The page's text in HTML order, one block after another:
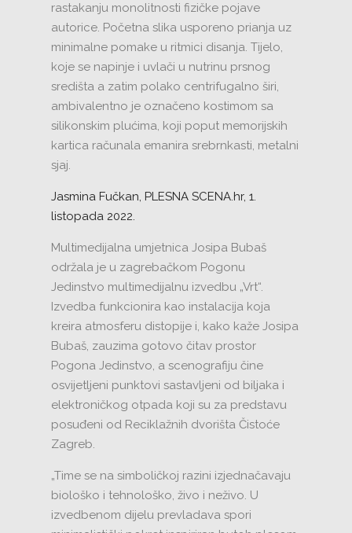
rastakanju monolitnosti fizičke pojave
autorice. Početna slika usporeno prianja uz
minimalne pomake u ritmici disanja. Tijelo,
koje se napinje i uvlači u nutrinu prsnog
središta a zatim polako centrifugalno širi,
ambivalentno je označeno kostimom sa
silikonskim plućima, koji poput memorijskih
kartica računala emanira srebrnkasti, metalni
sjaj.
Jasmina Fučkan, PLESNA SCENA.hr, 1.
listopada 2022.
Multimedijalna umjetnica Josipa Bubaš
održala je u zagrebačkom Pogonu
Jedinstvo multimedijalnu izvedbu „Vrt“.
Izvedba funkcionira kao instalacija koja
kreira atmosferu distopije i, kako kaže Josipa
Bubaš, zauzima gotovo čitav prostor
Pogona Jedinstvo, a scenografiju čine
osvijetljeni punktovi sastavljeni od biljaka i
elektroničkog otpada koji su za predstavu
posuđeni od Reciklažnih dvorišta Čistoće
Zagreb.
„Time se na simboličkoj razini izjednačavaju
biološko i tehnološko, živo i neživo. U
izvedbenom dijelu prevladava spori